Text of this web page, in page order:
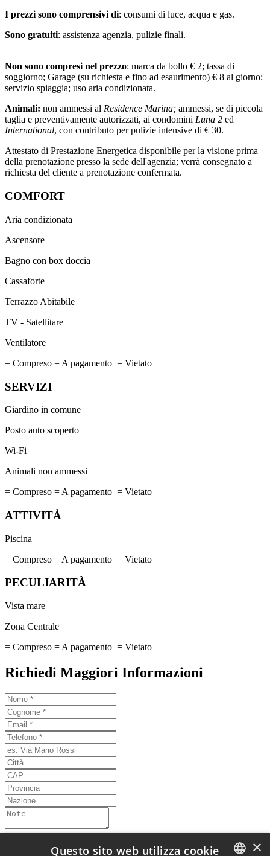
I prezzi sono comprensivi di: consumi di luce, acqua e gas.
Sono gratuiti: assistenza agenzia, pulizie finali.
Non sono compresi nel prezzo: marca da bollo € 2; tassa di
soggiorno; Garage (su richiesta e fino ad esaurimento) € 8 al giorno;
servizio spiaggia; uso aria condizionata.
Animali: non ammessi al Residence Marina; ammessi, se di piccola
taglia e preventivamente autorizzati, ai condomini Luna 2 ed
International, con contributo per pulizie intensive di € 30.
Attestato di Prestazione Energetica disponibile per la visione prima
della prenotazione presso la sede dell'agenzia; verrà consegnato a
richiesta del cliente a prenotazione confermata.
COMFORT
Aria condizionata
Ascensore
Bagno con box doccia
Cassaforte
Terrazzo Abitabile
TV - Satellitare
Ventilatore
= Compreso = A pagamento = Vietato
SERVIZI
Giardino in comune
Posto auto scoperto
Wi-Fi
Animali non ammessi
= Compreso = A pagamento = Vietato
ATTIVITÀ
Piscina
= Compreso = A pagamento = Vietato
PECULIARITÀ
Vista mare
Zona Centrale
= Compreso = A pagamento = Vietato
Richiedi Maggiori Informazioni
×
Questo sito web utilizza cookie